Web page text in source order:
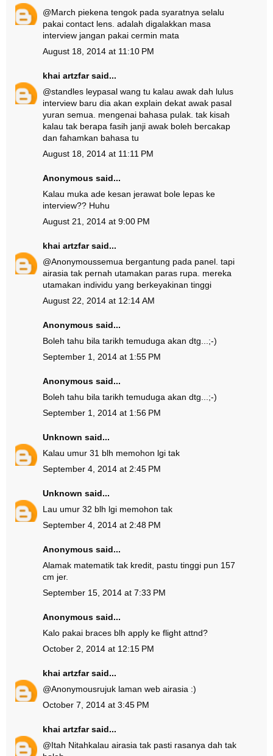
@March piekena tengok pada syaratnya selalu
pakai contact lens. adalah digalakkan masa
interview jangan pakai cermin mata
August 18, 2014 at 11:10 PM
khai artzfarsaid...
@standles leypasal wang tu kalau awak dah lulus
interview baru dia akan explain dekat awak pasal
yuran semua. mengenai bahasa pulak. tak kisah
kalau tak berapa fasih janji awak boleh bercakap
dan fahamkan bahasa tu
August 18, 2014 at 11:11 PM
Anonymous said...
Kalau muka ade kesan jerawat bole lepas ke
interview?? Huhu
August 21, 2014 at 9:00 PM
khai artzfarsaid...
@Anonymoussemua bergantung pada panel. tapi
airasia tak pernah utamakan paras rupa. mereka
utamakan individu yang berkeyakinan tinggi
August 22, 2014 at 12:14 AM
Anonymous said...
Boleh tahu bila tarikh temuduga akan dtg...;-)
September 1, 2014 at 1:55 PM
Anonymous said...
Boleh tahu bila tarikh temuduga akan dtg...;-)
September 1, 2014 at 1:56 PM
Unknown said...
Kalau umur 31 blh memohon lgi tak
September 4, 2014 at 2:45 PM
Unknown said...
Lau umur 32 blh lgi memohon tak
September 4, 2014 at 2:48 PM
Anonymous said...
Alamak matematik tak kredit, pastu tinggi pun 157
cm jer.
September 15, 2014 at 7:33 PM
Anonymous said...
Kalo pakai braces blh apply ke flight attnd?
October 2, 2014 at 12:15 PM
khai artzfarsaid...
@Anonymousrujuk laman web airasia :)
October 7, 2014 at 3:45 PM
khai artzfarsaid...
@Itah Nitahkalau airasia tak pasti rasanya dah tak